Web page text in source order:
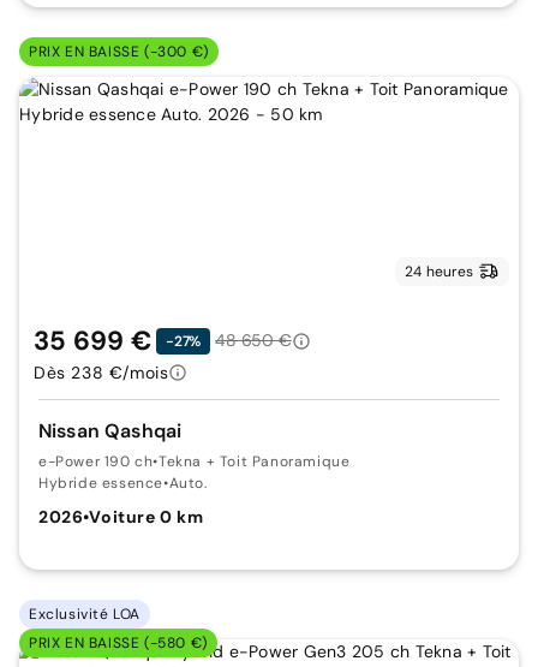
PRIX EN BAISSE (-300 €)
24 heures
Nissan Qashqai
e-Power 190 ch•Tekna + Toit Panoramique
Hybride essence•Auto.
2026•Voiture 0 km
35 699 € -27%
48 650 €
Dès 238 €/mois
Exclusivité LOA
PRIX EN BAISSE (-580 €)